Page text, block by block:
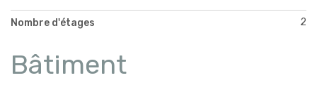
Nombre d'étages 2
Bâtiment